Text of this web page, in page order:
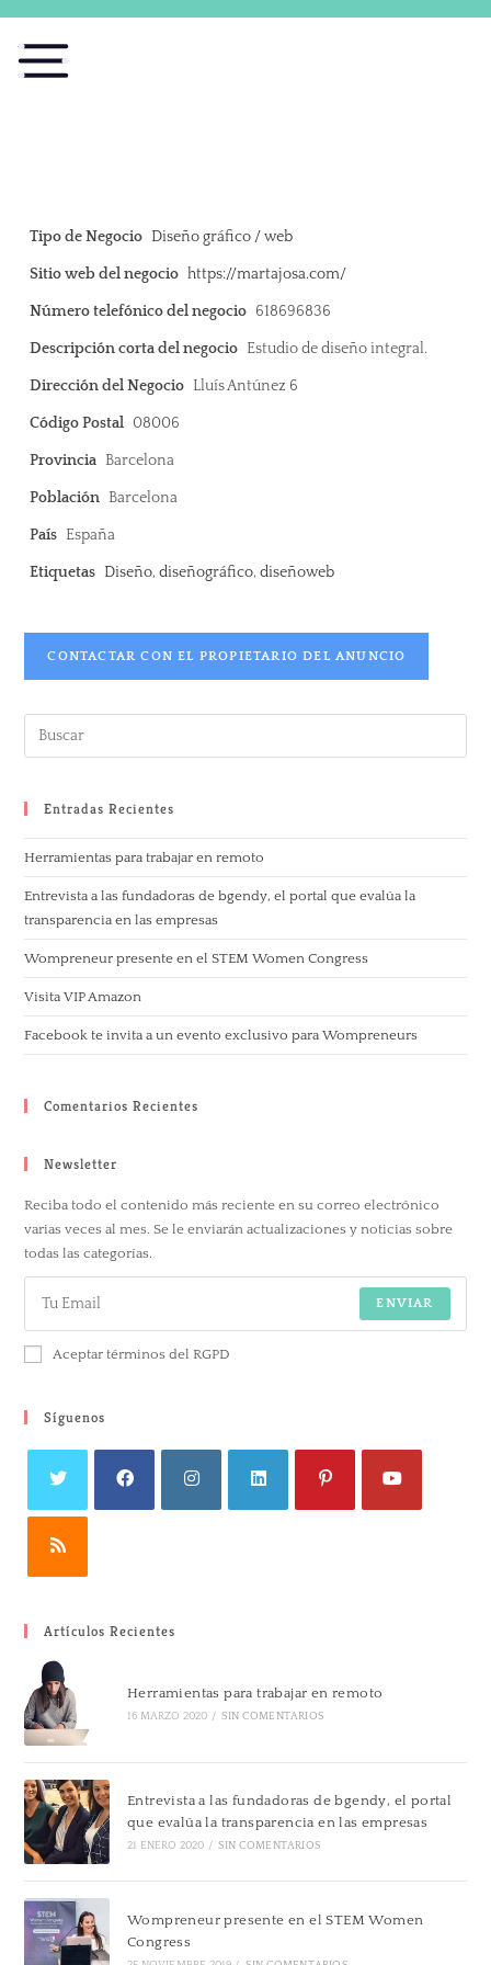
Tipo de Negocio Diseño gráfico / web
Sitio web del negocio https://martajosa.com/
Número telefónico del negocio 618696836
Descripción corta del negocio Estudio de diseño integral.
Dirección del Negocio Lluís Antúnez 6
Código Postal 08006
Provincia Barcelona
Población Barcelona
País España
Etiquetas Diseño,diseñográfico,diseñoweb
CONTACTAR CON EL PROPIETARIO DEL ANUNCIO
Entradas Recientes
Herramientas para trabajar en remoto
Entrevista a las fundadoras de bgendy, el portal que evalúa la
transparencia en las empresas
Wompreneur presente en el STEM Women Congress
Visita VIP Amazon
Facebook te invita a un evento exclusivo para Wompreneurs
Comentarios Recientes
Newsletter
Reciba todo el contenido más reciente en su correo electrónico
varias veces al mes. Se le enviarán actualizaciones y noticias sobre
todas las categorías.
ENVIAR
Aceptar términos del RGPD
Síguenos
Artículos Recientes
Herramientas para trabajar en remoto
16 MARZO 2020 / SIN COMENTARIOS
Entrevista a las fundadoras de bgendy, el portal
que evalúa la transparencia en las empresas
21 ENERO 2020 / SIN COMENTARIOS
Wompreneur presente en el STEM Women
Congress